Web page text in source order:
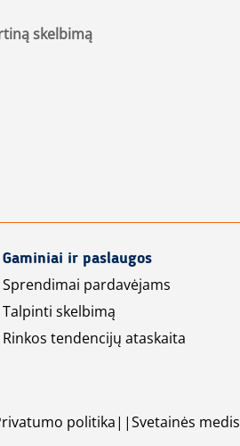
skelbimą
Gaminiai ir paslaugos
Sprendimai pardavėjams
Talpinti skelbimą
Rinkos tendencijų ataskaita
politika Svetainės medis